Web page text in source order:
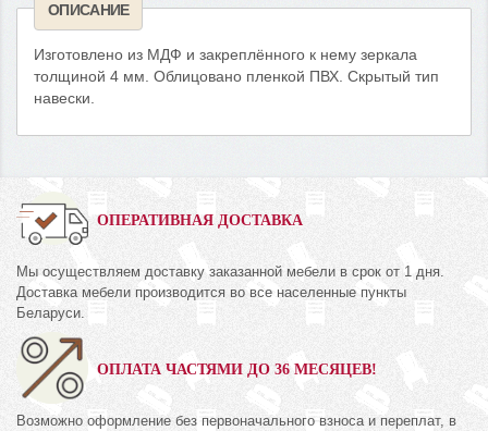
ОПИСАНИЕ
Изготовлено из МДФ и закреплённого к нему зеркала
толщиной 4 мм. Облицовано пленкой ПВХ. Скрытый тип
навески.
ОПЕРАТИВНАЯ ДОСТАВКА
Мы осуществляем доставку заказанной мебели в срок от 1 дня.
Доставка мебели производится во все населенные пункты
Беларуси.
ОПЛАТА ЧАСТЯМИ ДО 36 МЕСЯЦЕВ!
Возможно оформление без первоначального взноса и переплат, в